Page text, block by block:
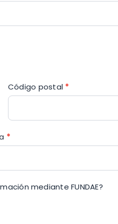
Código postal *
*
mediante FUNDAE?